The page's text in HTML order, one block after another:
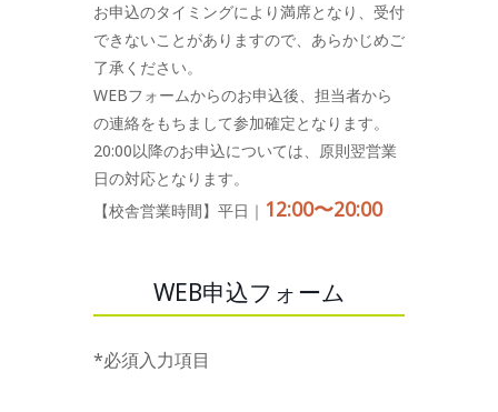
お申込のタイミングにより満席となり、受付
できないことがありますので、あらかじめご
了承ください。
WEBフォームからのお申込後、担当者から
の連絡をもちまして参加確定となります。
20:00以降のお申込については、原則翌営業
日の対応となります。
【校舎営業時間】平日｜ 12:00〜20:00
WEB申込フォーム
*必須入力項目